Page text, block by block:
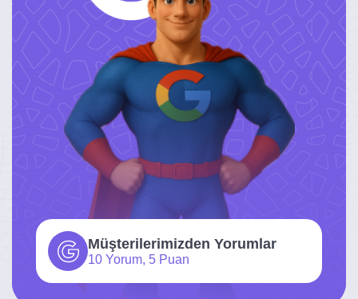
Müşterilerimizden Yorumlar
10 Yorum, 5 Puan